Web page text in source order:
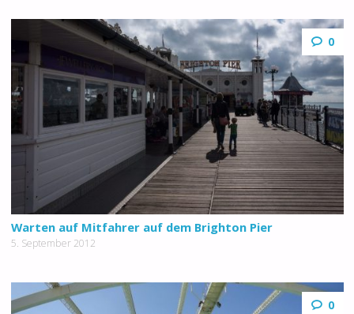
0
Warten auf Mitfahrer auf dem Brighton Pier
5. September 2012
0